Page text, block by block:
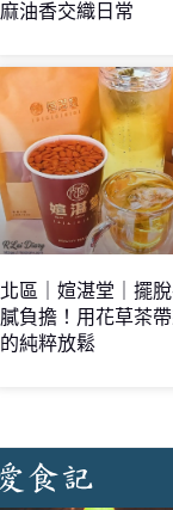
麻油香交織日常
北區｜媗湛堂｜擺
膩負擔！用花草茶
的純粹放鬆